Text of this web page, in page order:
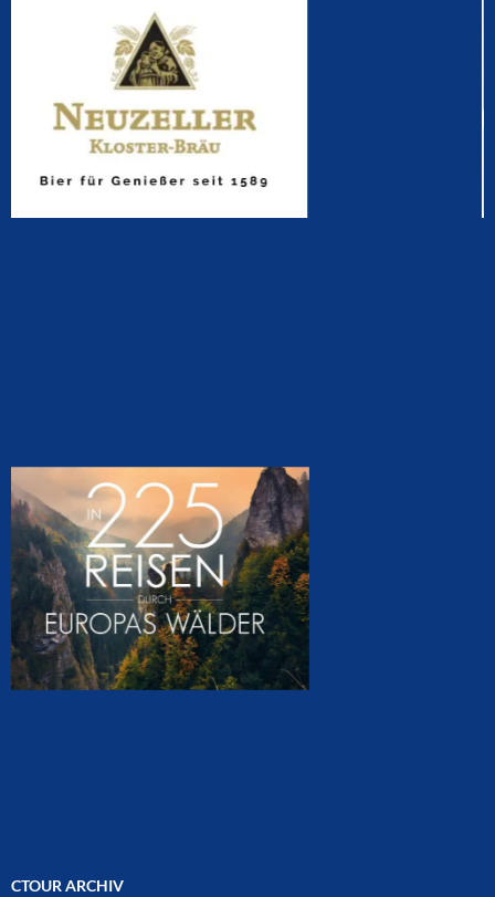
CTOUR ARCHIV